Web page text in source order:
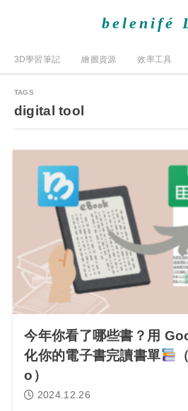
belenifé
3D學習筆記 繪圖資源 效率工具
digital tool
今年你看了哪些書？用
化你的電子書完讀書單
o）
2024.12.26